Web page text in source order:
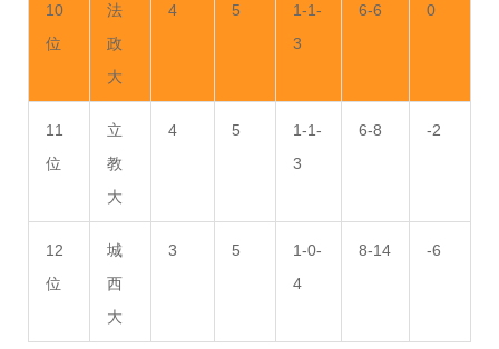
10
位
法
政
大
4 5
1-1-
3
6-6 0
11
位
立
教
大
4 5
1-1-
3
6-8 -2
12
位
城
西
大
3 5
1-0-
4
8-14 -6